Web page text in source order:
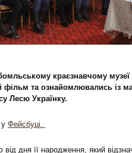
краєзнавчому
фільм та ознайомлювались із
Лесю Українку.
Фейсбуці.
від дня її народження, який